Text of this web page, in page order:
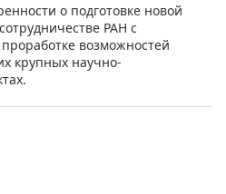
о подготовке новой
РАН с
возможностей
крупных научно-